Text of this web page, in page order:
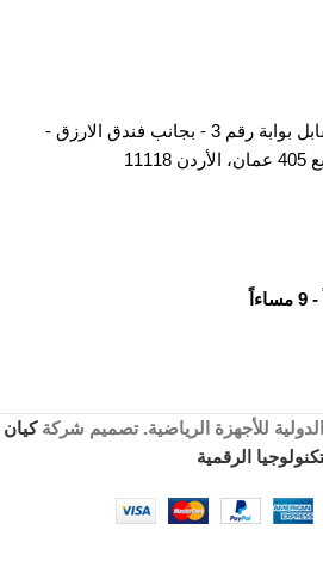
عمان- المدينه الرياضيه مقابل بوابة رقم 3 - بجانب فندق الارزق -
للأجهزة الرياضية. تصميم شركةكيان
الرقمية